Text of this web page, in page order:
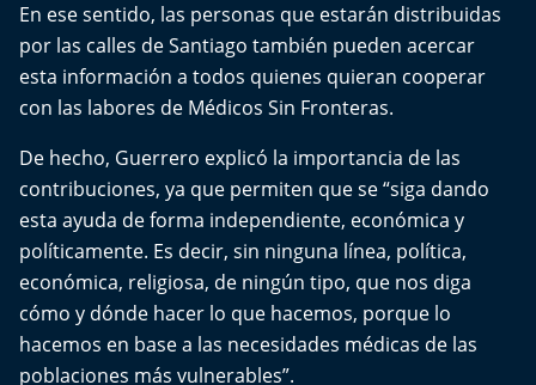
En ese sentido, las personas que estarán distribuidas
por las calles de Santiago también pueden acercar
esta información a todos quienes quieran cooperar
con las labores de Médicos Sin Fronteras.
De hecho, Guerrero explicó la importancia de las
contribuciones, ya que permiten que se “siga dando
esta ayuda de forma independiente, económica y
políticamente. Es decir, sin ninguna línea, política,
económica, religiosa, de ningún tipo, que nos diga
cómo y dónde hacer lo que hacemos, porque lo
hacemos en base a las necesidades médicas de las
poblaciones más vulnerables”.